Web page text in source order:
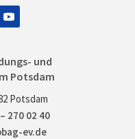
und
Potsdam
Potsdam
270 02 40
ev.de